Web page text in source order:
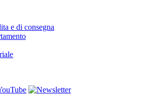
e di consegna